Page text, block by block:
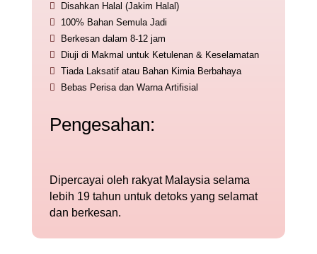

Disahkan Halal (Jakim Halal)

100% Bahan Semula Jadi

Berkesan dalam 8-12 jam

Diuji di Makmal untuk Ketulenan & Keselamatan

Tiada Laksatif atau Bahan Kimia Berbahaya

Bebas Perisa dan Warna Artifisial
Pengesahan:
Dipercayai oleh rakyat Malaysia selama
lebih 19 tahun untuk detoks yang selamat
dan berkesan.